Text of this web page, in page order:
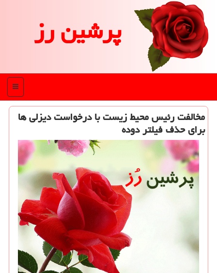
پرشین رز
منو
مخالفت رئیس محیط زیست با درخواست دیزلی ها
برای حذف فیلتر دوده